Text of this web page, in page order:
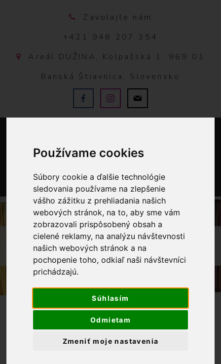
Používame cookies
Súbory cookie a ďalšie technológie
sledovania používame na zlepšenie
vášho zážitku z prehliadania našich
webových stránok, na to, aby sme vám
zobrazovali prispôsobený obsah a
cielené reklamy, na analýzu návštevnosti
našich webových stránok a na
pochopenie toho, odkiaľ naši návštevníci
prichádzajú.
Súhlasím
Odmietam
Zmeniť moje nastavenia
Zavolajte nám
+421 948 207 354
Areál DUŽINA, Kolpašská 1, 969 01
Banská Štiavnica, Slovensko
0
OBCHOD LÁTKY METRÁŽ
BAVLNENÁ LÁTKA ŽLTÁ REŽNÁ